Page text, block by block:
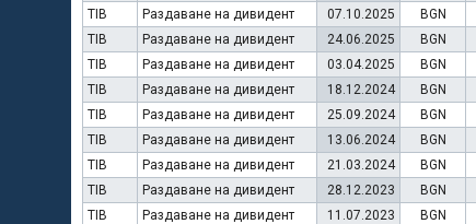
TIB
Раздаване на дивидент 07.10.2025 BGN
TIB
Раздаване на дивидент 24.06.2025 BGN
TIB
Раздаване на дивидент 03.04.2025 BGN
TIB
Раздаване на дивидент 18.12.2024 BGN
TIB
Раздаване на дивидент 25.09.2024 BGN
TIB
Раздаване на дивидент 13.06.2024 BGN
TIB
Раздаване на дивидент 21.03.2024 BGN
TIB
Раздаване на дивидент 28.12.2023 BGN
TIB
Раздаване на дивидент 11.07.2023 BGN